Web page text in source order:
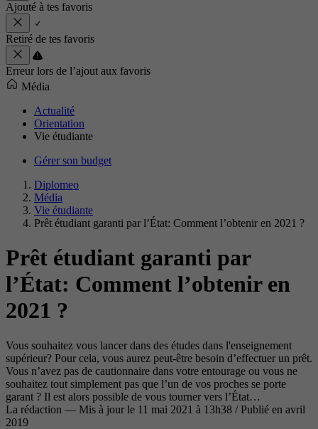
Ajouté à tes favoris
Retiré de tes favoris
Erreur lors de l’ajout aux favoris
Média
Actualité
Orientation
Vie étudiante
Gérer son budget
Diplomeo
Média
Vie étudiante
Prêt étudiant garanti par l’État: Comment l’obtenir en 2021 ?
Prêt étudiant garanti par
l’État: Comment l’obtenir en
2021 ?
Vous souhaitez vous lancer dans des études dans l'enseignement
supérieur? Pour cela, vous aurez peut-être besoin d’effectuer un prêt.
Vous n’avez pas de cautionnaire dans votre entourage ou vous ne
souhaitez tout simplement pas que l’un de vos proches se porte
garant ? Il est alors possible de vous tourner vers l’État…
La rédaction — Mis à jour le 11 mai 2021 à 13h38 / Publié en avril
2019